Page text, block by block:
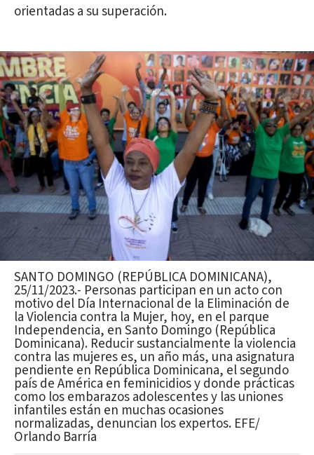
orientadas a su superación.
SANTO DOMINGO (REPÚBLICA DOMINICANA),
25/11/2023.- Personas participan en un acto con
motivo del Día Internacional de la Eliminación de
la Violencia contra la Mujer, hoy, en el parque
Independencia, en Santo Domingo (República
Dominicana). Reducir sustancialmente la violencia
contra las mujeres es, un año más, una asignatura
pendiente en República Dominicana, el segundo
país de América en feminicidios y donde prácticas
como los embarazos adolescentes y las uniones
infantiles están en muchas ocasiones
normalizadas, denuncian los expertos. EFE/
Orlando Barría